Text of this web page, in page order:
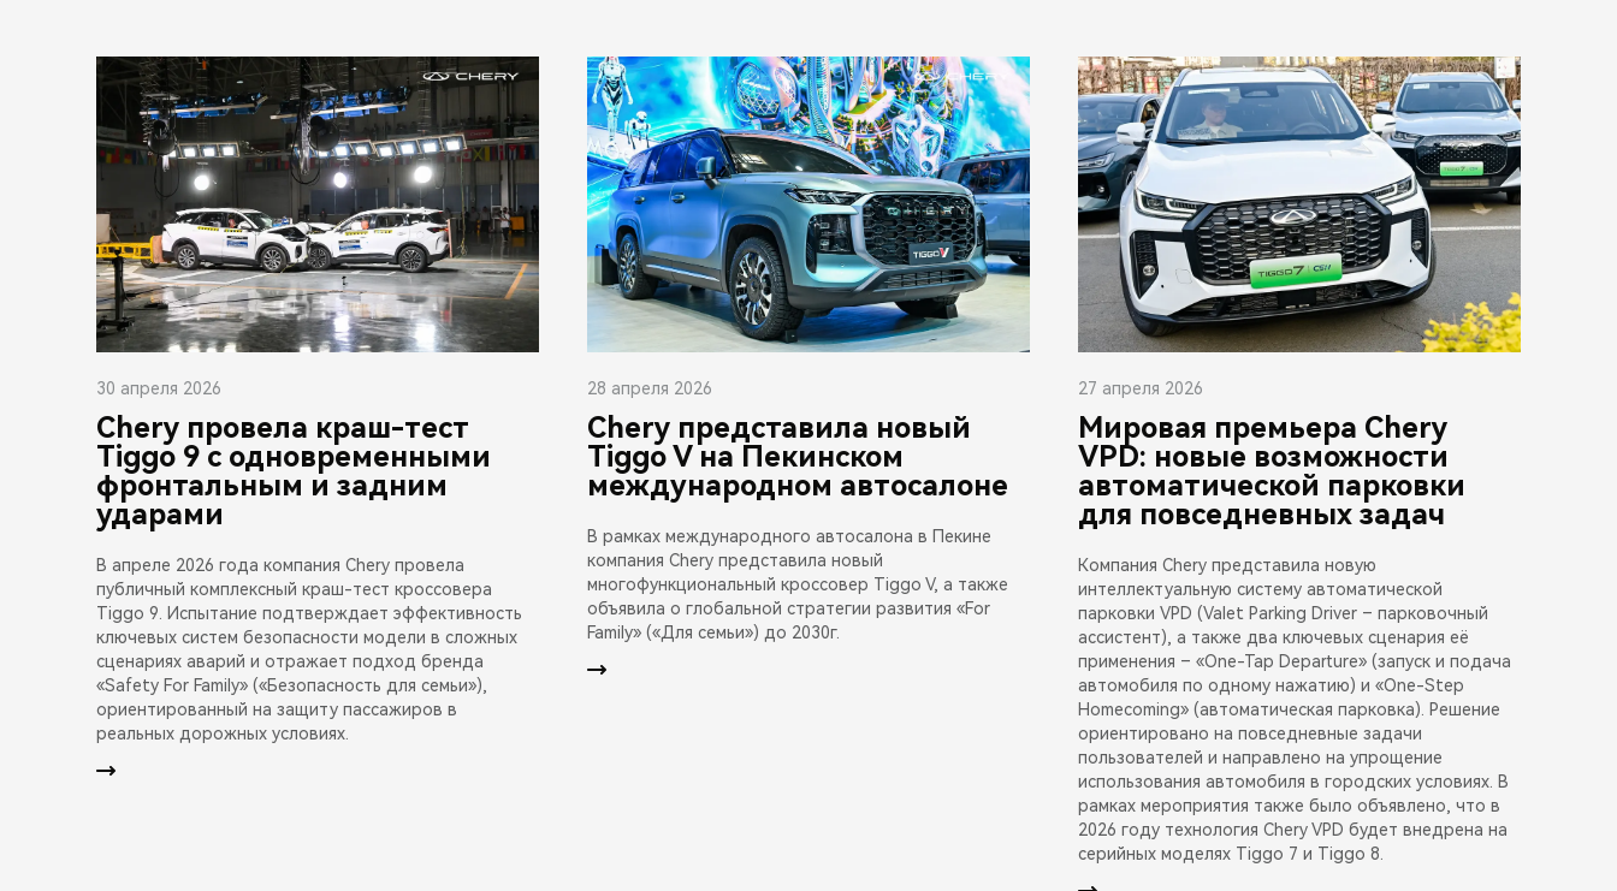
30 апреля 2026
Chery провела краш-тест
Tiggo 9 с одновременными
фронтальным и задним
ударами
В апреле 2026 года компания Chery провела
публичный комплексный краш-тест кроссовера
Tiggo 9. Испытание подтверждает эффективность
ключевых систем безопасности модели в сложных
сценариях аварий и отражает подход бренда
«Safety For Family» («Безопасность для семьи»),
ориентированный на защиту пассажиров в
реальных дорожных условиях.
28 апреля 2026
Chery представила новый
Tiggo V на Пекинском
международном автосалоне
В рамках международного автосалона в Пекине
компания Chery представила новый
многофункциональный кроссовер Tiggo V, а также
объявила о глобальной стратегии развития «For
Family» («Для семьи») до 2030г.
27 апреля 2026
Мировая премьера Chery
VPD: новые возможности
автоматической парковки
для повседневных задач
Компания Chery представила новую
интеллектуальную систему автоматической
парковки VPD (Valet Parking Driver – парковочный
ассистент), а также два ключевых сценария её
применения – «One-Tap Departure» (запуск и подача
автомобиля по одному нажатию) и «One-Step
Homecoming» (автоматическая парковка). Решение
ориентировано на повседневные задачи
пользователей и направлено на упрощение
использования автомобиля в городских условиях. В
рамках мероприятия также было объявлено, что в
2026 году технология Chery VPD будет внедрена на
серийных моделях Tiggo 7 и Tiggo 8.